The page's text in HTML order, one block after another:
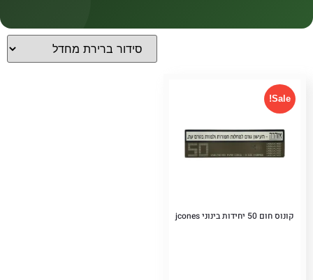
Sale!
קונוס חום 50 יחידות בינוני jcones